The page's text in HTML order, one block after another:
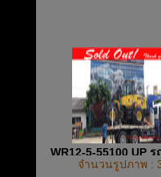
WR12-5-55100 UP ร
ยาง
จำนวนรูปภาพ :